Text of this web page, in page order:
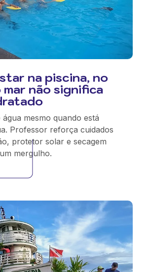
na piscina, no
não significa
mesmo quando está
Professor reforça cuidados
protetor solar e secagem
mergulho.